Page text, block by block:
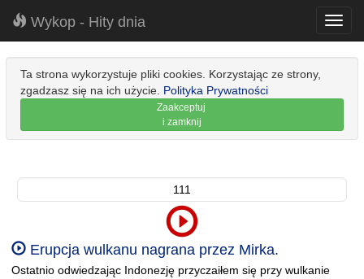
Wykop - Hity dnia
Ta strona wykorzystuje pliki cookies. Korzystając ze strony,
zgadzasz się na ich użycie. Polityka Prywatności
Zaakceptuj
i zamknij
111
Erupcja wulkanu nagrana przez Mirka.
Ostatnio odwiedzając Indonezję przyczaiłem się przy wulkanie